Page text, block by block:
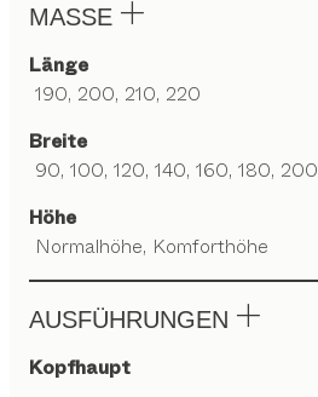
MASSE
Länge
190, 200, 210, 220
Breite
90, 100, 120, 140, 160, 180, 200
Höhe
Normalhöhe, Komforthöhe
AUSFÜHRUNGEN
Kopfhaupt